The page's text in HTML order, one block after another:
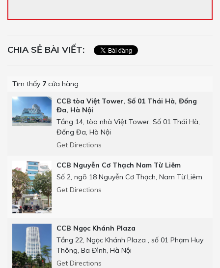
CHIA SẺ BÀI VIẾT:
Tìm thấy 7 cửa hàng
CCB tòa Việt Tower, Số 01 Thái Hà, Đống
Đa, Hà Nội
Tầng 14, tòa nhà Việt Tower, Số 01 Thái Hà,
Đống Đa, Hà Nội
Get Directions
CCB Nguyễn Cơ Thạch Nam Từ Liêm
Số 2, ngõ 18 Nguyễn Cơ Thạch, Nam Từ Liêm
Get Directions
CCB Ngọc Khánh Plaza
Tầng 22, Ngọc Khánh Plaza , số 01 Phạm Huy
Thông, Ba Đình, Hà Nội
Get Directions